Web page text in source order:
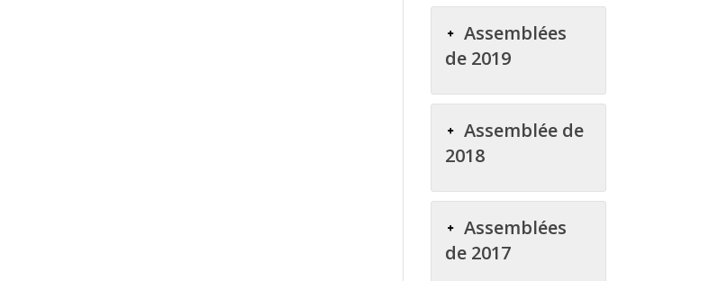
Assemblées
de 2019
Assemblée de
2018
Assemblées
de 2017